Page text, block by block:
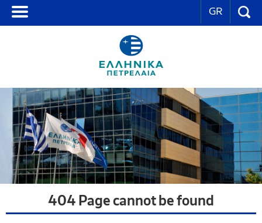
GR
404 Page cannot be found